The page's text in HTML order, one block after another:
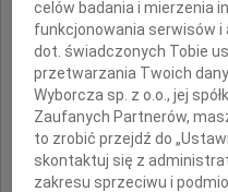
celów badania i mierzenia
funkcjonowania serwisów i
dot. świadczonych Tobie
przetwarzania Twoich
Wyborcza sp. z o.o., jej
Zaufanych Partnerów,
to zrobić przejdź do
skontaktuj się z
zakresu sprzeciwu i